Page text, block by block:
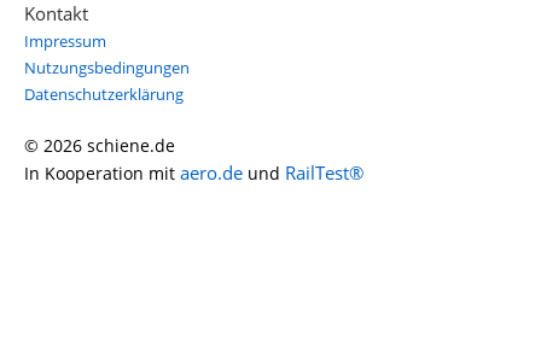
Kontakt
Impressum
Nutzungsbedingungen
Datenschutzerklärung
© 2026 schiene.de
In Kooperation mit aero.de und RailTest®